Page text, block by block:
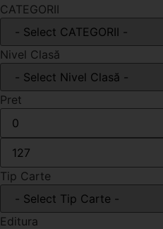
CATEGORII
Nivel Clasă
Pret
Tip Carte
Editura